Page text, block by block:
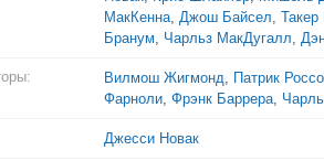
МакКенна, Джош Байсел, Такер
Бранум, Чарльз МакДугалл,
Вилмош Жигмонд, Патрик Россо
Фарноли, Фрэнк Баррера,
Джесси Новак